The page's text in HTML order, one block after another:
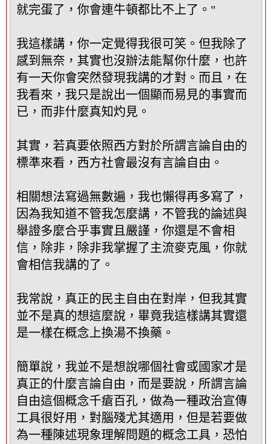
就完蛋了，你會連牛頓都比不上了。"
我這樣講，你一定覺得我很可笑。但我除了
感到無奈，其實也沒辦法能幫你什麼，也許
有一天你會突然發現我講的才對。而且，在
我看來，我只是說出一個顯而易見的事實而
已，而非什麼真知灼見。
其實，若真要依照西方對於所謂言論自由的
標準來看，西方社會最沒有言論自由。
相關想法寫過無數遍，我也懶得再多寫了，
因為我知道不管我怎麼講，不管我的論述與
舉證多麼合乎事實且嚴謹，你還是不會相
信，除非，除非我掌握了主流麥克風，你就
會相信我講的了。
我常說，真正的民主自由在對岸，但我其實
並不是真的想這麼說，畢竟我這樣講其實還
是一樣在概念上換湯不換藥。
簡單說，我並不是想說哪個社會或國家才是
真正的什麼言論自由，而是要說，所謂言論
自由這個概念千瘡百孔，做為一種政治宣傳
工具很好用，對腦殘尤其適用，但是若要做
為一種陳述現象理解問題的概念工具，恐怕